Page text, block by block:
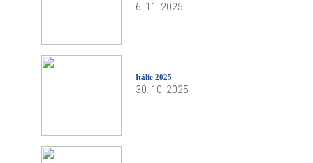
6. 11. 2025
Itálie 2025
30. 10. 2025